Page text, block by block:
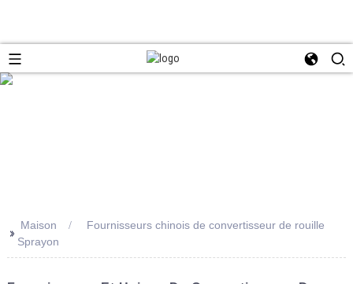
>> Maison
Fournisseurs chinois de convertisseur de rouille
Sprayon